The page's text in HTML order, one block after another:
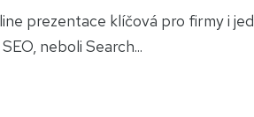
prezentace klíčová pro firmy i
neboli Search...